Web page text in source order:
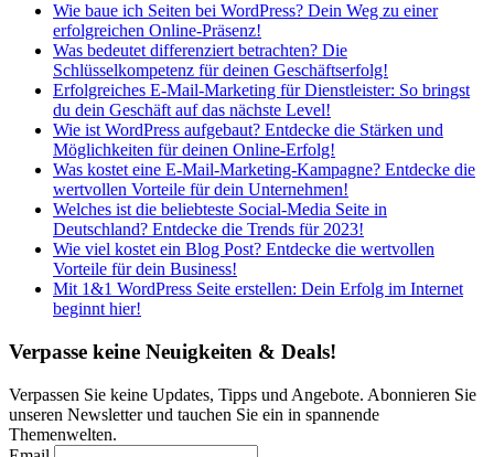
Wie baue ich Seiten bei WordPress? Dein Weg zu einer
erfolgreichen Online-Präsenz!
Was bedeutet differenziert betrachten? Die
Schlüsselkompetenz für deinen Geschäftserfolg!
Erfolgreiches E-Mail-Marketing für Dienstleister: So bringst
du dein Geschäft auf das nächste Level!
Wie ist WordPress aufgebaut? Entdecke die Stärken und
Möglichkeiten für deinen Online-Erfolg!
Was kostet eine E-Mail-Marketing-Kampagne? Entdecke die
wertvollen Vorteile für dein Unternehmen!
Welches ist die beliebteste Social-Media Seite in
Deutschland? Entdecke die Trends für 2023!
Wie viel kostet ein Blog Post? Entdecke die wertvollen
Vorteile für dein Business!
Mit 1&1 WordPress Seite erstellen: Dein Erfolg im Internet
beginnt hier!
Verpasse keine Neuigkeiten & Deals!
Verpassen Sie keine Updates, Tipps und Angebote. Abonnieren Sie
unseren Newsletter und tauchen Sie ein in spannende
Themenwelten.